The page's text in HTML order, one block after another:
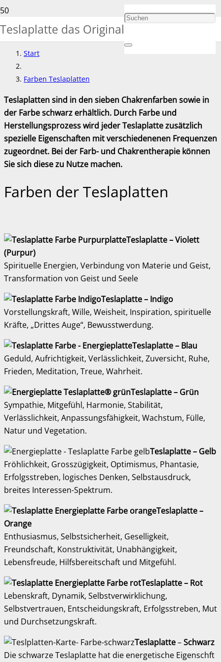
Teslaplatte das Original
Farben Teslaplatten
Start
Farben Teslaplatten
Teslaplatten sind in den sieben Chakrenfarben sowie in
der Farbe schwarz erhältlich. Durch Farbe und
Herstellungsprozess wird jeder Teslaplatte zusätzlich
spezielle Eigenschaften mit verschiedenenen Frequenzen
zugeordnet. Bei der Farb- und Chakrentherapie können
Sie sich diese zu Nutze machen.
Farben der Teslaplatten
Teslaplatte – Violett
(Purpur)
Spirituelle Energien, Verbindung von Materie und Geist,
Transformation von Geist und Seele
Teslaplatte – Indigo
Vorstellungskraft, Wille, Weisheit, Inspiration, spirituelle
Kräfte, „Drittes Auge“, Bewusstwerdung.
Teslaplatte – Blau
Geduld, Aufrichtigkeit, Verlässlichkeit, Zuversicht, Ruhe,
Frieden, Meditation, Treue, Wahrheit.
Teslaplatte – Grün
Sympathie, Mitgefühl, Harmonie, Stabilität,
Verlässlichkeit, Anpassungsfähigkeit, Wachstum, Fülle,
Natur und Vegetation.
Teslaplatte – Gelb
Fröhlichkeit, Grosszügigkeit, Optimismus, Phantasie,
Erfolgsstreben, logisches Denken, Selbstausdruck,
breites Interessen-Spektrum.
Teslaplatte –
Orange
Enthusiasmus, Selbstsicherheit, Geselligkeit,
Freundschaft, Konstruktivität, Unabhängigkeit,
Lebensfreude, Hilfsbereitschaft und Mitgefühl.
Teslaplatte – Rot
Lebenskraft, Dynamik, Selbstverwirklichung,
Selbstvertrauen, Entscheidungskraft, Erfolgsstreben, Mut
und Durchsetzungskraft.
Teslaplatte–Schwarz
Die schwarze Teslaplatte hat die energetische Eigenschft